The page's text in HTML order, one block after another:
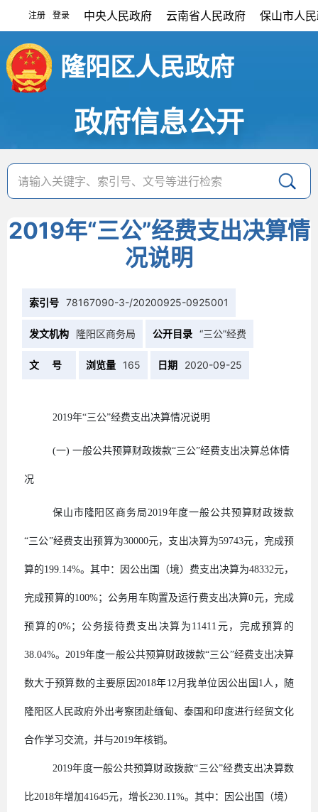
注册 登录 中央人民政府 云南省人民政府 保山市人
隆阳区人民政府
政府信息公开
2019年“三公”经费支出决算情
况说明
索引号 78167090-3-/20200925-0925001
发文机构 隆阳区商务局 公开目录 “三公”经费
文 号 浏览量 165 日期 2020-09-25
2019年“三公”经费支出决算情况说明
(一) 一般公共预算财政拨款“三公”经费支出决算总体情
况
保山市 隆阳区商务局 2019年度一般公共预算财政拨款
“三公”经费支出预算为30000元，支出决算为59743元，完成预
算的199.14%。其中：因公出国（境）费支出决算为48332元，
完成预算的100%；公务用车购置及运行费支出决算0元，完成
预算的 0%；公务接待费支出决算为 11411 元，完成预算的
38.04%。 2019年度一般公共预算财政拨款“三公”经费支出决算
数大于预算数的主要原因 2018年12 月我单位因公出国 1 人，随
隆阳区人民政府外出考察团赴缅甸、泰国和印度进行经贸文化
合作学习交流，并与2019年核销。
2019年度一般公共预算财政拨款“三公”经费支出决算数
比2018年增加41645元，增长230.11%。其中：因公出国（境）